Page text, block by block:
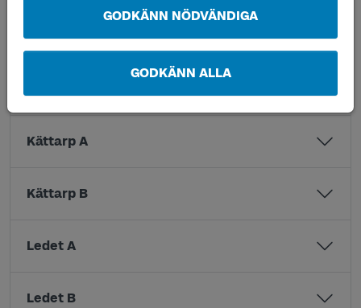
GODKÄNN NÖDVÄNDIGA
GODKÄNN ALLA
Kvarnåsen A
Kättarp A
Kättarp B
Ledet A
Ledet B